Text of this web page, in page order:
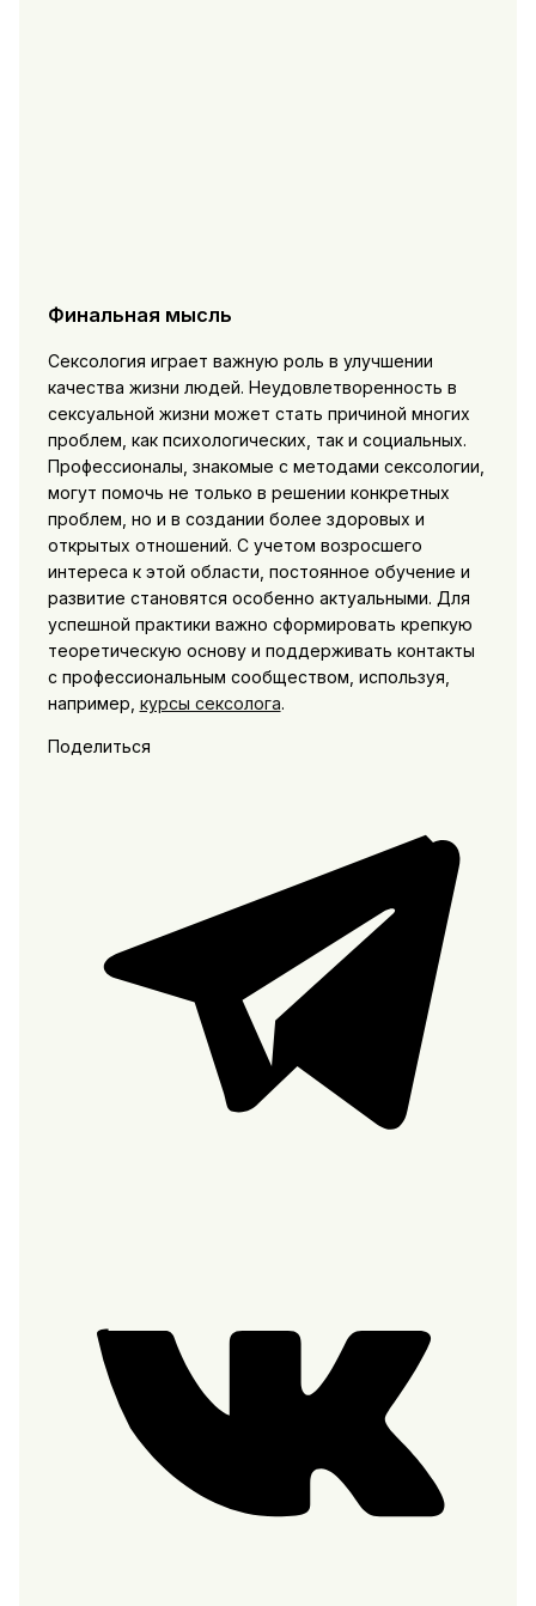
Финальная мысль
Сексология играет важную роль в улучшении
качества жизни людей. Неудовлетворенность в
сексуальной жизни может стать причиной многих
проблем, как психологических, так и социальных.
Профессионалы, знакомые с методами сексологии,
могут помочь не только в решении конкретных
проблем, но и в создании более здоровых и
открытых отношений. С учетом возросшего
интереса к этой области, постоянное обучение и
развитие становятся особенно актуальными. Для
успешной практики важно сформировать крепкую
теоретическую основу и поддерживать контакты
с профессиональным сообществом, используя,
например, курсы сексолога.
Поделиться